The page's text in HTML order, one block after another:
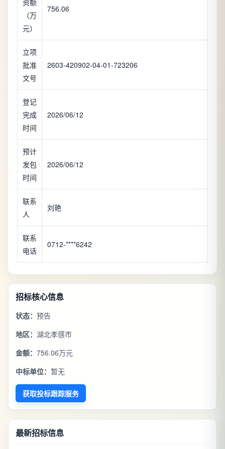
资额
（万
元）
756.06
立项
批准
文号
2603-420902-04-01-723206
登记
完成
时间
2026/06/12
预计
发包
时间
2026/06/12
联系
人
刘艳
联系
电话
0712-****6242
招标核心信息
状态： 预告
地区： 湖北孝感市
金额： 756.06万元
中标单位： 暂无
获取投标跟踪服务
最新招标信息